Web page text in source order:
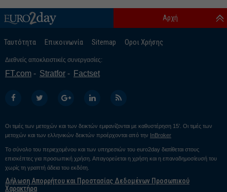
Ταυτότητα Επικοινωνία Sitemap Οροι Χρήσης
Αρχή
Διεθνείς αποκλειστικές συνεργασίες:
FT.com Stratfor Factset
Οι τιμές των μετοχών και των δεικτών εμφανίζονται με καθυστέρηση 15’. Οι τιμές των
μετοχών και των ελληνικών δεικτών προέρχονται από την InBroker
Το σύνολο του περιεχομένου και των υπηρεσιών του euro2day διατίθεται στους
επισκέπτες για προσωπική χρήση. Απαγορεύεται η χρήση και η επαναδημοσίευσή του
χωρίς τη γραπτή άδεια του εκδότη.
Δήλωση Απορρήτου και Προστασίας Δεδομένων Προσωπικού
Χαρακτήρα